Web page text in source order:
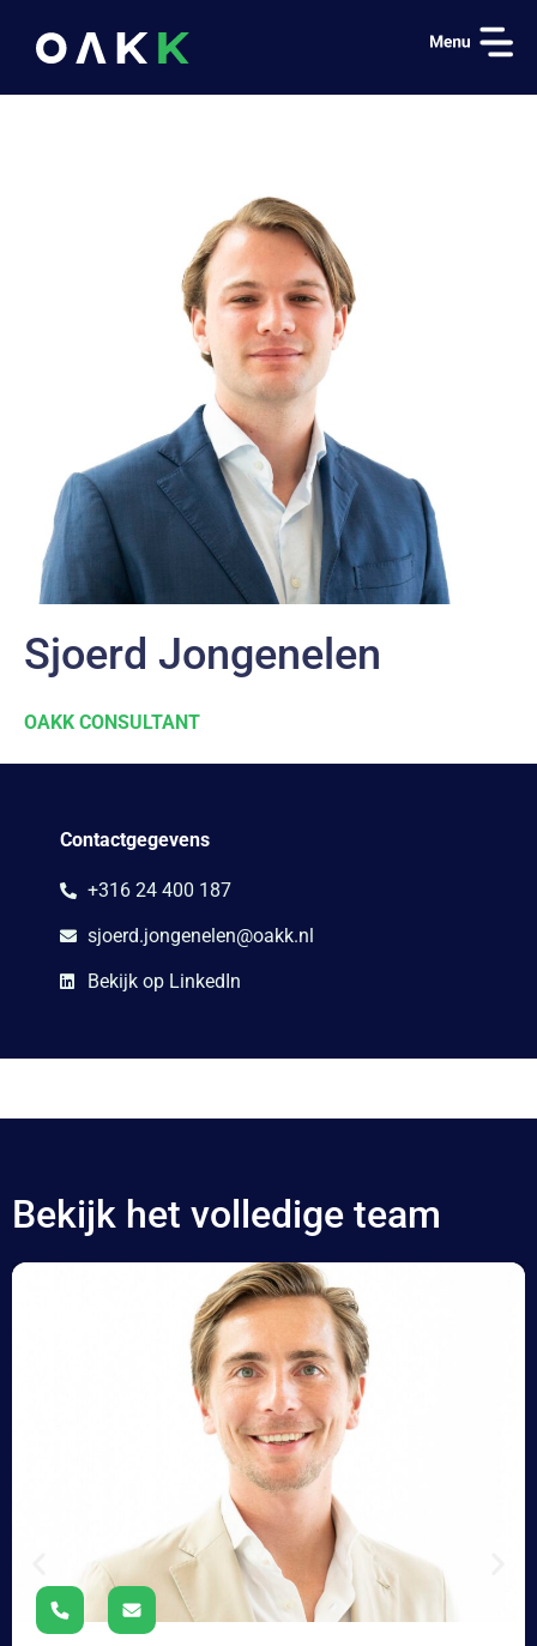
Contactgegevens
+316 24 400 187
sjoerd.jongenelen@oakk.nl
Bekijk op LinkedIn
Sjoerd Jongenelen
OAKK CONSULTANT
Bekijk het volledige team